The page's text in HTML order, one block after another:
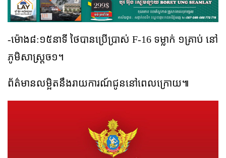
-ម៉ោង៨:១៥នាទី ថៃបានប្រើប្រាស់ F-16 ទម្លាក់ ១គ្រាប់ នៅ
ភូមិសាស្ត្រច១។
ព័ត៌មានលម្អិតនឹងរាយការណ៍ជូននៅពេលក្រោយ៕